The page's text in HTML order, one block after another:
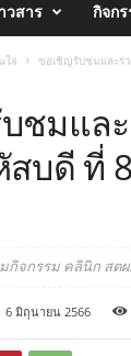
วสาร กิจก
ใจ ขอเชิญรับชมและร่
ชมแล
บดี ที่
จกรรม คลินิก สต
6 มิถุนายน 2566